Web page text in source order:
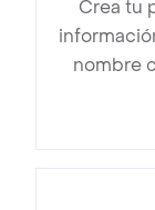
Crea tu
nombre